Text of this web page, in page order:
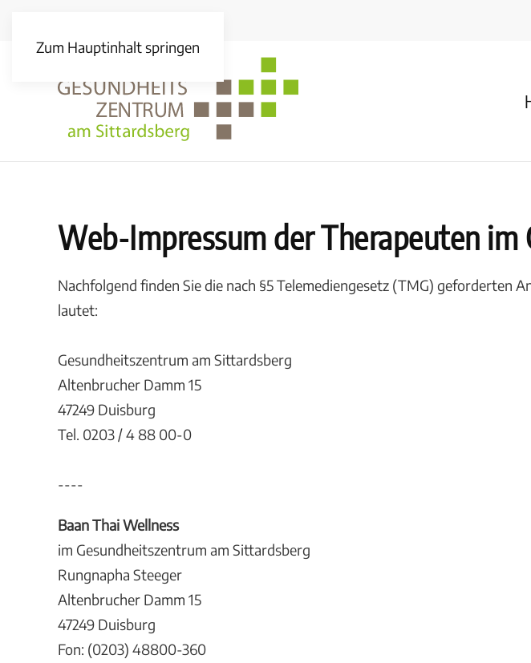
Zum Hauptinhalt springen
Web-Impressum der Therapeuten im
Nachfolgend finden Sie die nach §5 Telemediengesetz (TMG) geforderten
lautet:
Gesundheitszentrum am Sittardsberg
Altenbrucher Damm 15
47249 Duisburg
Tel. 0203 / 4 88 00-0
----
Baan Thai Wellness
im Gesundheitszentrum am Sittardsberg
Rungnapha Steeger
Altenbrucher Damm 15
47249 Duisburg
Fon: (0203) 48800-360